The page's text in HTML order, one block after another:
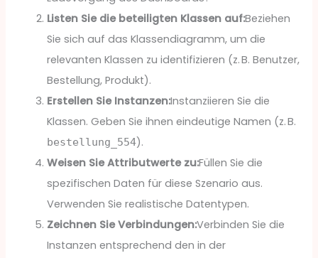
Listen Sie die beteiligten Klassen auf:Beziehen
Sie sich auf das Klassendiagramm, um die
relevanten Klassen zu identifizieren (z. B. Benutzer,
Bestellung, Produkt).
Erstellen Sie Instanzen:Instanziieren Sie die
Klassen. Geben Sie ihnen eindeutige Namen (z. B.
bestellung_554).
Weisen Sie Attributwerte zu:Füllen Sie die
spezifischen Daten für diese Szenario aus.
Verwenden Sie realistische Datentypen.
Zeichnen Sie Verbindungen:Verbinden Sie die
Instanzen entsprechend den in der